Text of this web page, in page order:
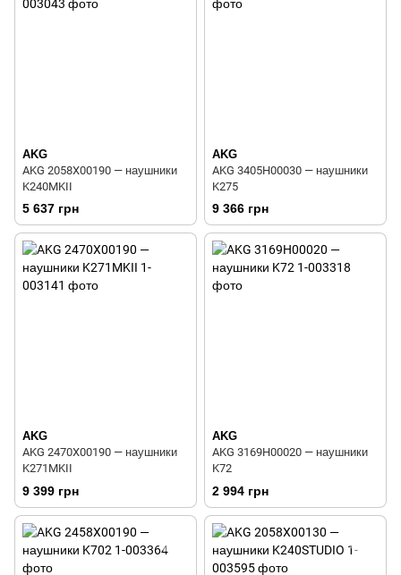
AKG
AKG 2058X00190 — наушники
K240MKII
5 637 грн
AKG
AKG 3405H00030 — наушники
K275
9 366 грн
AKG
AKG 2470X00190 — наушники
K271MKII
9 399 грн
AKG
AKG 3169H00020 — наушники
K72
2 994 грн